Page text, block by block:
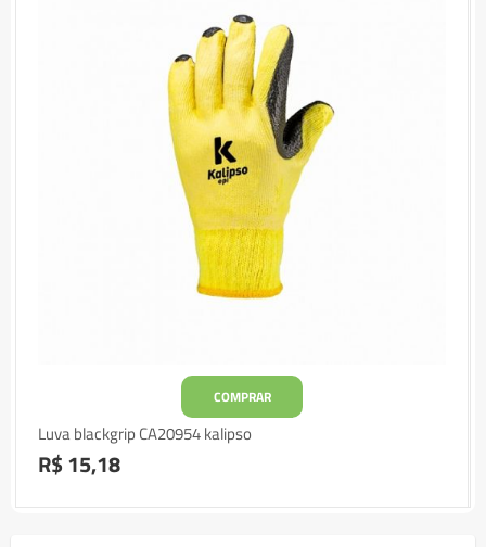
COMPRAR
Luva blackgrip CA20954 kalipso
R$ 15,18